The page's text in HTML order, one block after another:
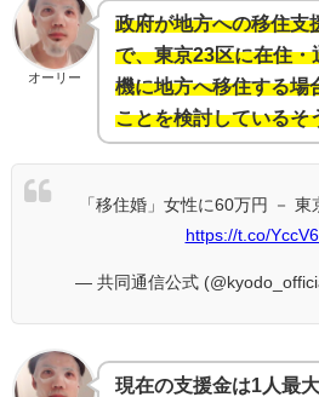
オーリー
政府が地方への移住支
で、東京23区に在住・
機に地方へ移住する場
ことを検討しているそ
「移住婚」女性に60万円 －
https://t.co/
— 共同通信公式
現在の支援金は1人最